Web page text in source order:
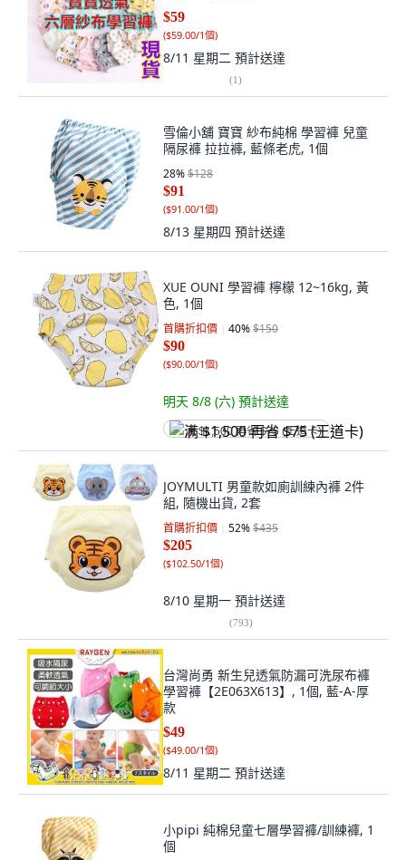
$59
($59.00/1個)
8/11 星期二 預計送達
(1)
雪倫小舖 寶寶 紗布純棉 學習褲 兒童
隔尿褲 拉拉褲, 藍條老虎, 1個
28%$128
$91
($91.00/1個)
8/13 星期四 預計送達
XUE OUNI 學習褲 檸檬 12~16kg, 黃
色, 1個
首購折扣價 40%$150
$90
($90.00/1個)
明天 8/8 (六) 預計送達
满 $1,500 再省 $75 (王道卡)
JOYMULTI 男童款如廁訓練內褲 2件
組, 隨機出貨, 2套
首購折扣價 52%$435
$205
($102.50/1個)
8/10 星期一 預計送達
(793)
台灣尚勇 新生兒透氣防漏可洗尿布褲
學習褲【2E063X613】, 1個, 藍-A-厚
款
$49
($49.00/1個)
8/11 星期二 預計送達
小pipi 純棉兒童七層學習褲/訓練褲, 1
個